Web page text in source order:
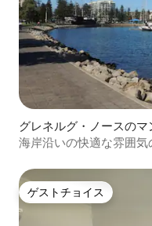
グレネルグ・ノースのマ
海岸沿いの快適な雰囲気
ゲストチョイス
ゲストチョイス